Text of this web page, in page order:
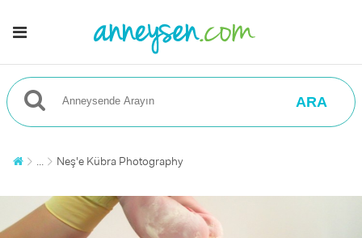
ARA
... Neş'e Kübra Photography